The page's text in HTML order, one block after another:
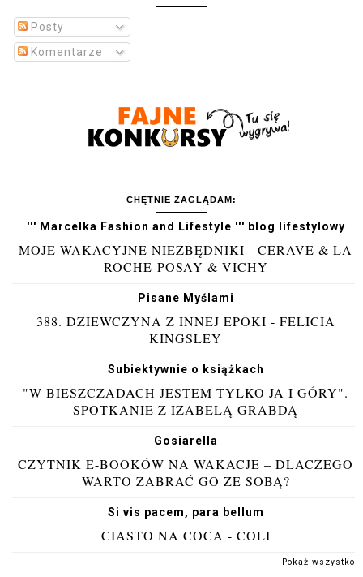
Posty
Komentarze
CHĘTNIE ZAGLĄDAM:
''' Marcelka Fashion and Lifestyle ''' blog lifestylowy
MOJE WAKACYJNE NIEZBĘDNIKI - CERAVE & LA
ROCHE-POSAY & VICHY
Pisane Myślami
388. DZIEWCZYNA Z INNEJ EPOKI - FELICIA
KINGSLEY
Subiektywnie o książkach
"W BIESZCZADACH JESTEM TYLKO JA I GÓRY".
SPOTKANIE Z IZABELĄ GRABDĄ
Gosiarella
CZYTNIK E-BOOKÓW NA WAKACJE – DLACZEGO
WARTO ZABRAĆ GO ZE SOBĄ?
Si vis pacem, para bellum
CIASTO NA COCA - COLI
Pokaż wszystko